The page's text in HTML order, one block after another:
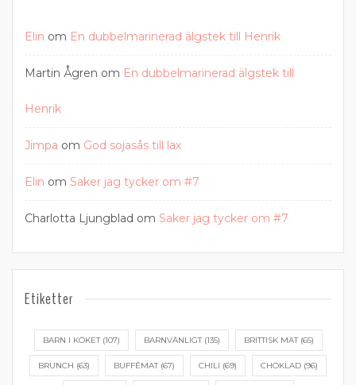
Elin om En dubbelmarinerad älgstek till Henrik
Martin Ågren om En dubbelmarinerad älgstek till
Henrik
Jimpa om God sojasås till lax
Elin om Saker jag tycker om #7
Charlotta Ljungblad om Saker jag tycker om #7
Etiketter
BARN I KÖKET(107) BARNVÄNLIGT(135) BRITTISK MAT(65)
BRUNCH (63) BUFFÉMAT(67) CHILI (69) CHOKLAD (96)